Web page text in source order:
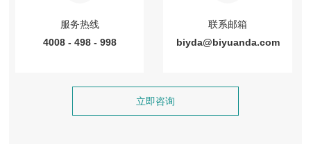
服务热线
4008 - 498 - 998
联系邮箱
biyda@biyuanda.com
立即咨询